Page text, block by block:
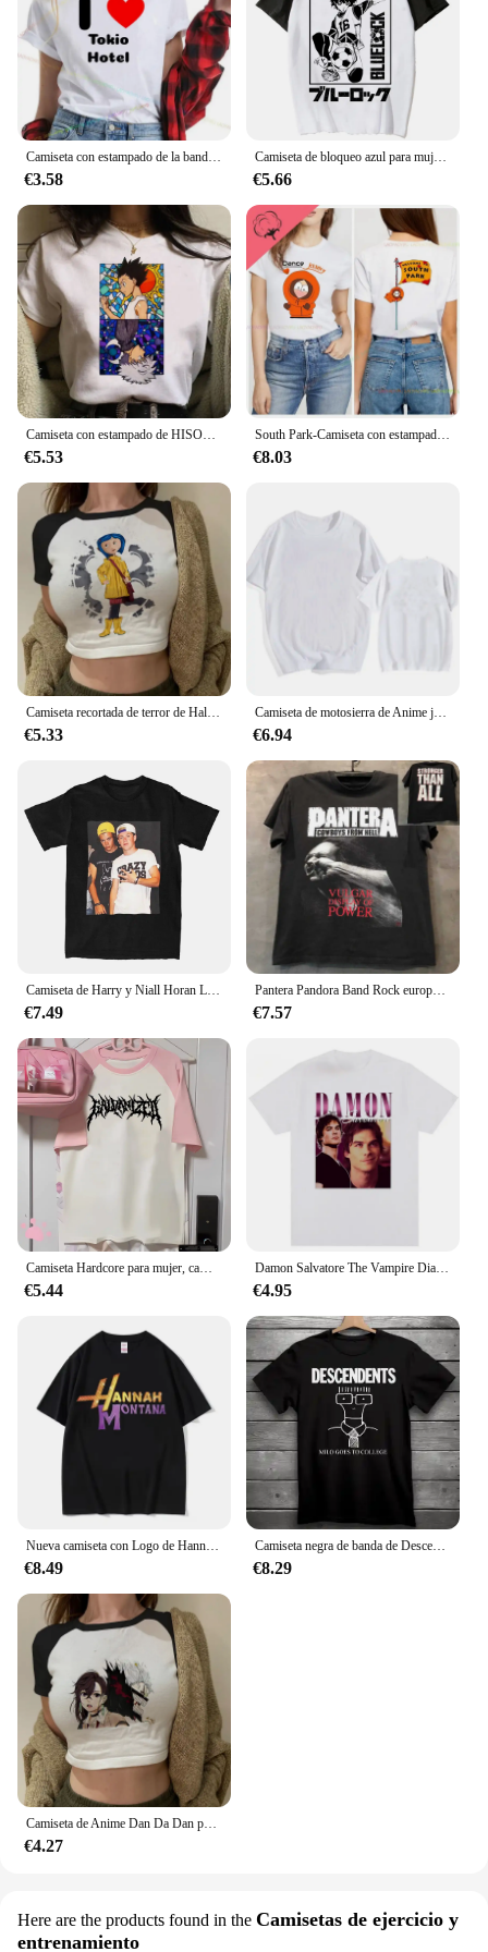
Camiseta con estampado de la banda de rock alemana para hombre, camisa de manga corta suelta informal, Hip Hop, Rock, Punk, gótico, Tokio, Hotel Tour
€3.58
Camiseta de bloqueo azul para mujer, camisetas de diseñador, ropa gráfica de manga para niña
€5.66
Camiseta con estampado de HISOKA MOROW para mujer, Top Kawaii de dibujos animados, camiseta Popular de Anime Hunter X Hunter, camiseta Harajuku para mujer
€5.53
South Park-Camiseta con estampado I'm Going Home para hombre y mujer, Top Vintage a la moda de verano con cuello redondo, camisa de manga corta de algodón de gran tamaño
€8.03
Camiseta recortada de terror de Halloween para mujer, Tops cortos de Coralina Y2k, camiseta gótica Vintage, camiseta gráfica de moda, ropa de calle
€5.33
Camiseta de motosierra de Anime japonés de los 90 para hombre, camiseta de Pochita de dibujos animados, camisetas gráficas de Makima Harajuku, ropa Unisex, camisetas de Manga
€6.94
Camiseta de Harry y Niall Horan Love On Tour para hombres y mujeres, camisetas locas de algodón, camisetas de cuello redondo, ropa de manga corta, Tops de verano
€7.49
Pantera Pandora Band Rock europeo y americano Heavy Metal periférico manga corta Hiphop Fried Street camiseta de tendencia para mujer
€7.57
Camiseta Hardcore para mujer, camisetas de mezcla, ropa de calle japonesa, ropa de diseñador
€5.44
Damon Salvatore The Vampire Diaries crónicas Vampiricas camiseta mujer camiseta 90s Cool hombres camiseta ropa de calle Tops femeninos
€4.95
€8.49
Camiseta negra de banda de Descendents Milo Goes To universitario, Punk Rock, S-3XL
€8.29
€4.27
Here are the products found in the Camisetas de ejercicio y
entrenamiento